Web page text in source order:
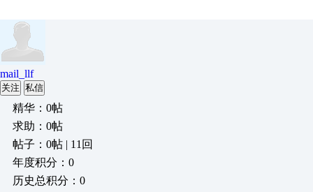
mail_llf
关注 私信
精华：0帖
求助：0帖
帖子：0帖 | 11回
年度积分：0
历史总积分：0